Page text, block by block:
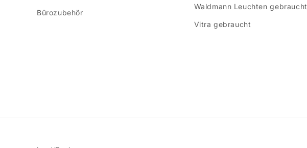
Bürozubehör
Waldmann Leuchten gebraucht
Vitra gebraucht